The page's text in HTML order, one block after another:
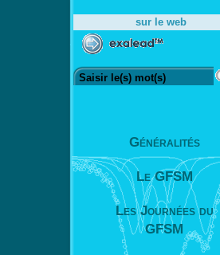
sur le web
Généralités
Le GFSM
Les Journées du
GFSM